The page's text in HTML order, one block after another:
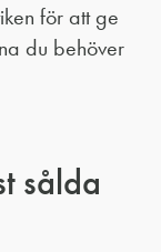
för att ge
du behöver
sålda